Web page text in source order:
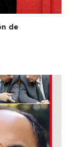
de